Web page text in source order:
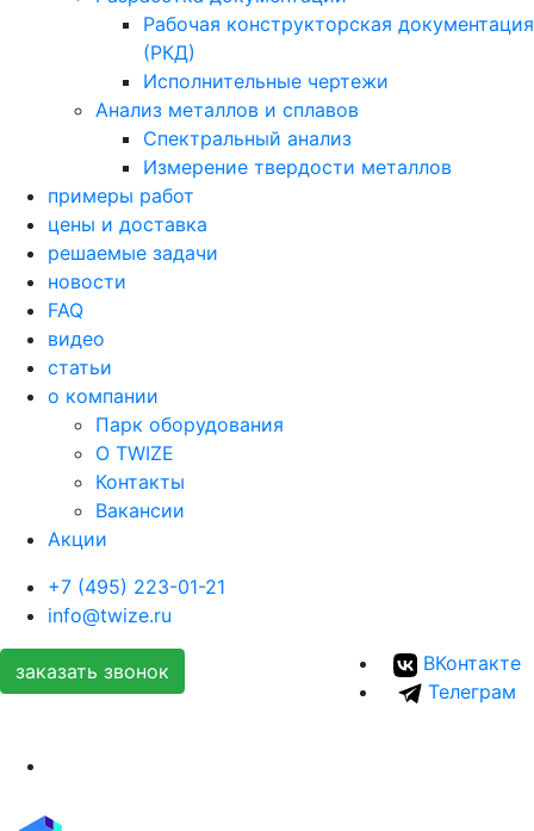
Рабочая конструкторская документация
(РКД)
Исполнительные чертежи
Анализ металлов и сплавов
Спектральный анализ
Измерение твердости металлов
примеры работ
цены и доставка
решаемые задачи
новости
FAQ
видео
статьи
о компании
Парк оборудования
О TWIZE
Контакты
Вакансии
Акции
+7 (495) 223-01-21
info@twize.ru
заказать звонок
ВКонтакте
Телеграм